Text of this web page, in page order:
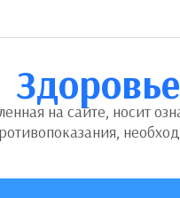
на сайте, носит